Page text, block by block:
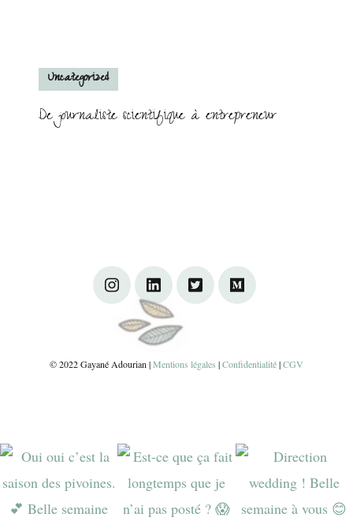
Uncategorized
De journaliste scientifique à entrepreneur
© 2022 Gayané Adourian |Mentions légales |Confidentialité|CGV